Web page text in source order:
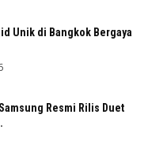
Unik di Bangkok Bergaya
Resmi Rilis Duet